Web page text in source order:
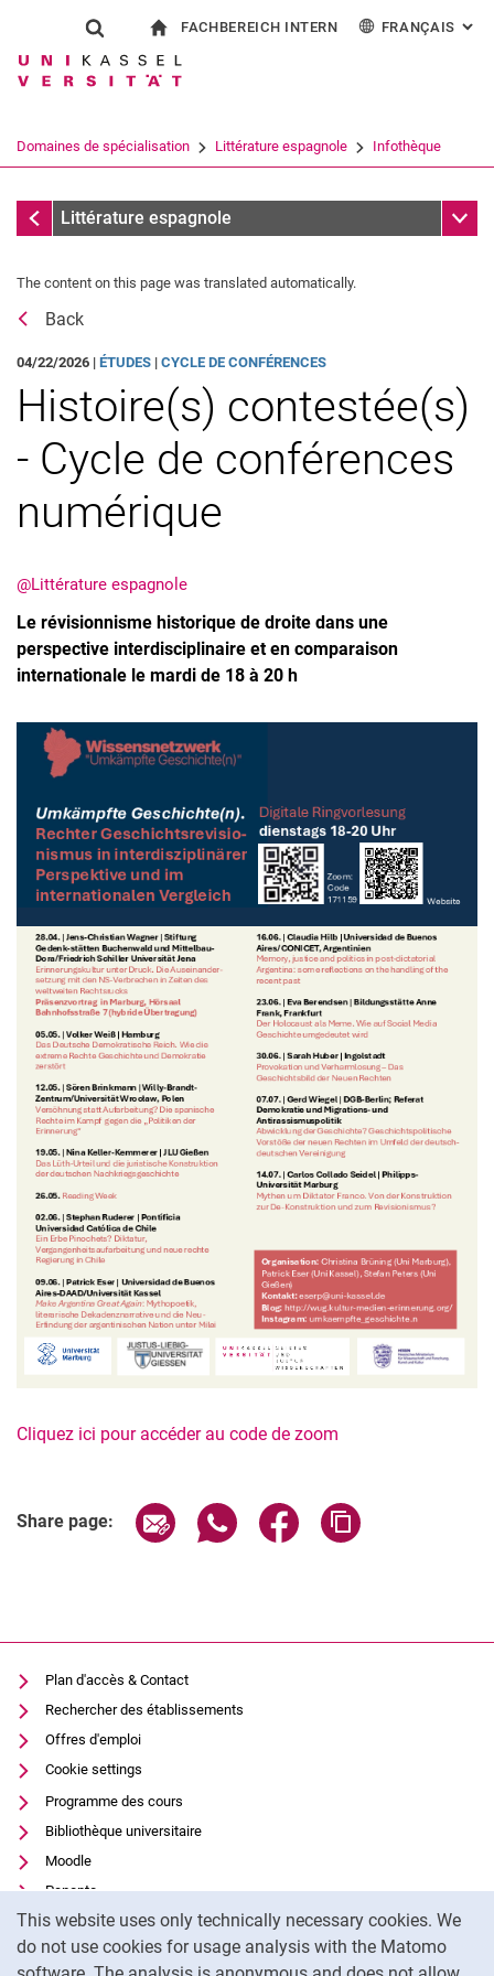
Jump directly to: content
Jump directly to: search
Jump directly to: main
This website uses only technically necessary cookies. We
do not use cookies for usage analysis with the Matomo
Show search form
Search term
Search (opens an external link in a
FACHBEREICH INTERN FRANÇAIS :
Italiano
Domaines de spécialisation Littérature espagnole Infothèque
Messages
Littérature espagnole Sub
The content on this page was translated automatically.
Back
04/22/2026 | ÉTUDES | CYCLE DE CONFÉRENCES
Histoire(s) contestée(s)
- Cycle de conférences
numérique
@Littérature espagnole
Le révisionnisme historique de droite dans une
perspective interdisciplinaire et en comparaison
internationale le mardi de 18 à 20 h
Cliquez ici pour accéder au code de zoom
Share page: Share page via email
Share page via WhatsApp
Share page via
Plan d'accès & Contact
Rechercher des établissements
Offres d'emploi
Cookie settings
Programme des cours
Bibliothèque universitaire
Moodle
Panopto
Protection des données
Accessibilité